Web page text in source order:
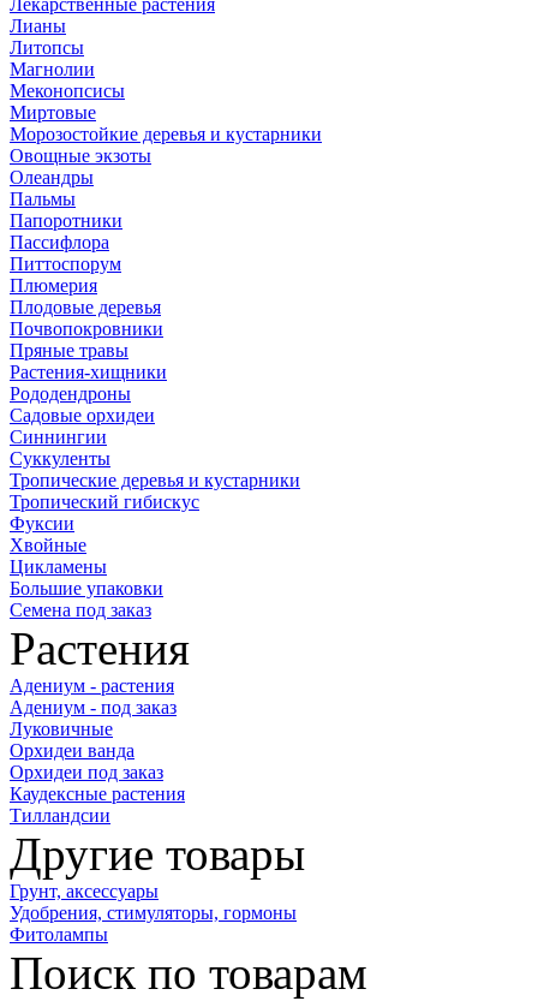
Лекарственные растения
Лианы
Литопсы
Магнолии
Меконопсисы
Миртовые
Морозостойкие деревья и кустарники
Овощные экзоты
Олеандры
Пальмы
Папоротники
Пассифлора
Питтоспорум
Плюмерия
Плодовые деревья
Почвопокровники
Пряные травы
Растения-хищники
Рододендроны
Садовые орхидеи
Синнингии
Суккуленты
Тропические деревья и кустарники
Тропический гибискус
Фуксии
Хвойные
Цикламены
Большие упаковки
Семена под заказ
Растения
Адениум - растения
Адениум - под заказ
Луковичные
Орхидеи ванда
Орхидеи под заказ
Каудексные растения
Тилландсии
Другие товары
Грунт, аксессуары
Удобрения, стимуляторы, гормоны
Фитолампы
Поиск по товарам